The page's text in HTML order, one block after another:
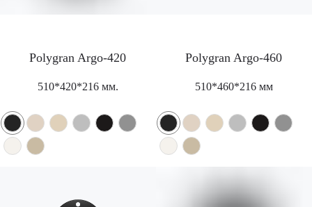
Polygran Argo-420
510*420*216 мм.
Polygran Argo-460
510*460*216 мм